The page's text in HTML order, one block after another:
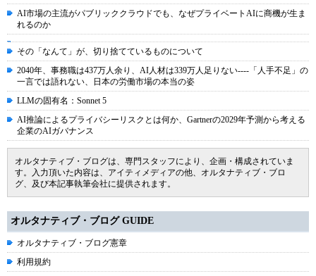
AI市場の主流がパブリッククラウドでも、なぜプライベートAIに商機が生ま
れるのか
その「なんて」が、切り捨てているものについて
2040年、事務職は437万人余り、AI人材は339万人足りない----「人手不足」の
一言では語れない、日本の労働市場の本当の姿
LLMの固有名：Sonnet 5
AI推論によるプライバシーリスクとは何か、Gartnerの2029年予測から考える
企業のAIガバナンス
オルタナティブ・ブログは、専門スタッフにより、企画・構成されていま
す。入力頂いた内容は、アイティメディアの他、オルタナティブ・ブロ
グ、及び本記事執筆会社に提供されます。
オルタナティブ・ブログ GUIDE
オルタナティブ・ブログ憲章
利用規約